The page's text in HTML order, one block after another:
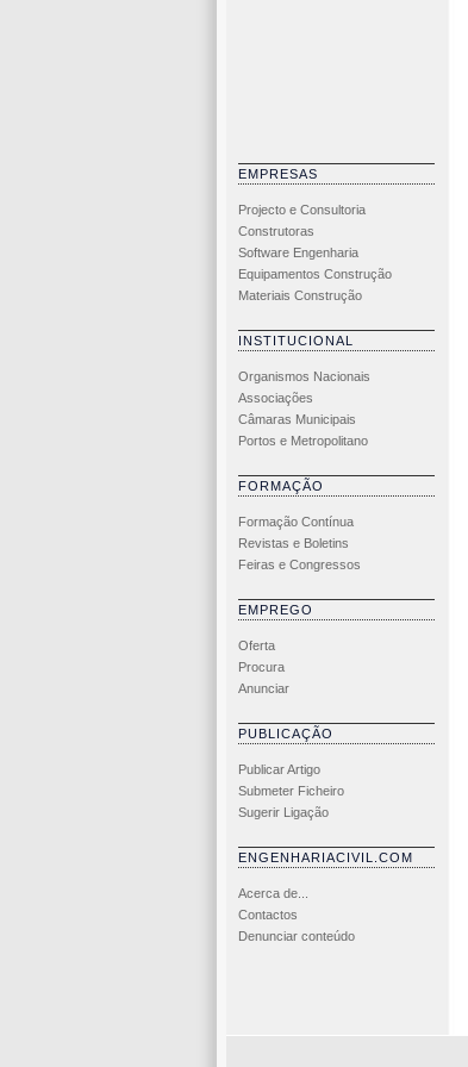
EMPRESAS
Projecto e Consultoria
Construtoras
Software Engenharia
Equipamentos Construção
Materiais Construção
INSTITUCIONAL
Organismos Nacionais
Associações
Câmaras Municipais
Portos e Metropolitano
FORMAÇÃO
Formação Contínua
Revistas e Boletins
Feiras e Congressos
EMPREGO
Oferta
Procura
Anunciar
PUBLICAÇÃO
Publicar Artigo
Submeter Ficheiro
Sugerir Ligação
ENGENHARIACIVIL.COM
Acerca de...
Contactos
Denunciar conteúdo